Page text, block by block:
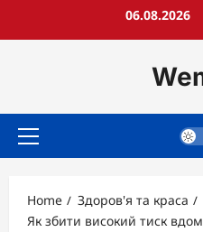
06.08.2026
Primary
Home
Здоров'я та краса
Як збити високий тиск